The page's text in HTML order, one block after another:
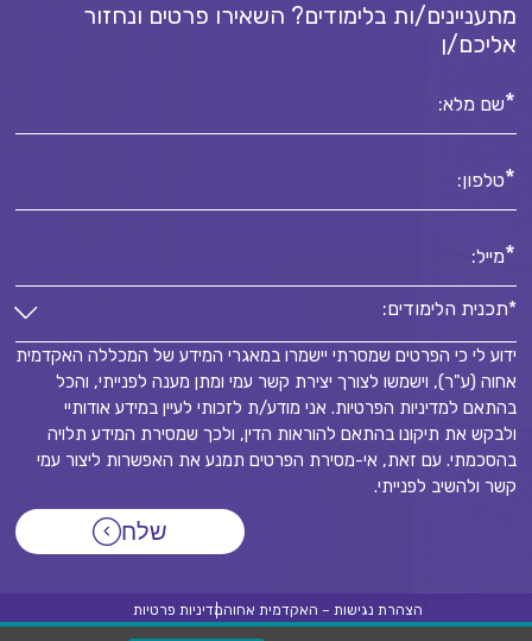
מתעניינים/ות בלימודים? השאירו פרטים ונחזור
אליכם/ן
שם מלא:*
טלפון:*
מייל:*
*תכנית הלימודים:
*
*תכנית הלימודים:
ידוע לי כי הפרטים שמסרתי יישמרו במאגרי המידע של המכללה האקדמית
אחוה (ע"ר), וישמשו לצורך יצירת קשר עמי ומתן מענה לפנייתי, והכל
בהתאם למדיניות הפרטיות. אני מודע/ת לזכותי לעיין במידע אודותיי
ולבקש את תיקונו בהתאם להוראות הדין, ולכך שמסירת המידע תלויה
בהסכמתי. עם זאת, אי-מסירת הפרטים תמנע את האפשרות ליצור עמי
קשר ולהשיב לפנייתי.
שלח
הצהרת נגישות – האקדמית אחוהמדיניות פרטיות